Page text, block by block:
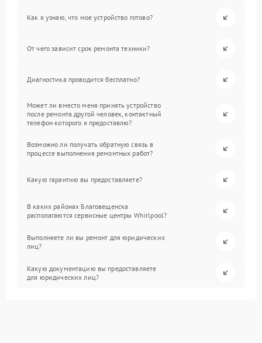
Как я узнаю, что мое устройство готово?
От чего зависит срок ремонта техники?
Диагностика проводится бесплатно?
Может ли вместо меня принять устройство
после ремонта другой человек, контактный
телефон которого я предоставлю?
Возможно ли получать обратную связь в
процессе выполнения ремонтных работ?
Какую гарантию вы предоставляете?
В каких районах Благовещенска
располагаются сервисные центры Whirlpool?
Выполняете ли вы ремонт для юридических
лиц?
Какую документацию вы предоставляете
для юридических лиц?